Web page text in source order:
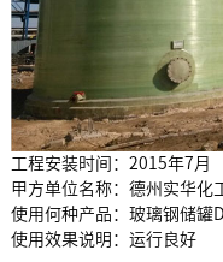
工程安装时间：2015年7月
甲方单位名称：德州实华化
使用何种产品：玻璃钢储罐
使用效果说明：运行良好